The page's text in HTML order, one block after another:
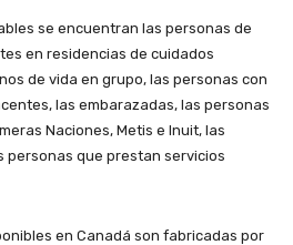
se encuentran las personas de
en residencias de cuidados
de vida en grupo, las personas con
las embarazadas, las personas
Naciones, Metis e Inuit, las
personas que prestan servicios
en Canadá son fabricadas por